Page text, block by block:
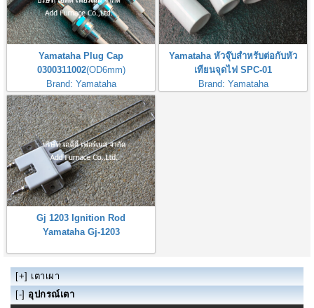
Yamataha Plug Cap
0300311002(OD6mm)
Brand: Yamataha
หัวจุ๊บสำหรับต่อกับหัวเทียนจุดไฟ
Yamataha หัวจุ๊บสำหรับต่อกับหัว
เทียนจุดไฟ SPC-01
Brand: Yamataha
Gj 1203 Ignition Rod
Yamataha Gj-1203
[+] เตาเผา
[-] อุปกรณ์เตา